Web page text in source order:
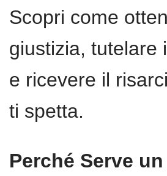
Scopri come
giustizia, tutelare
e ricevere il
ti spetta.
Perché Serve un